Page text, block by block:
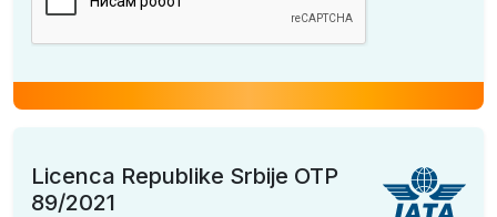
Licenca Republike Srbije OTP
89/2021